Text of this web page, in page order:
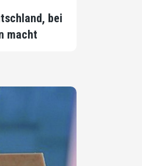
bei
macht